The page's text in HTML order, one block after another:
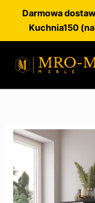
Darmowa
Kuchnia150
ilość
Meblościanka
Biała/Matera
Lamele